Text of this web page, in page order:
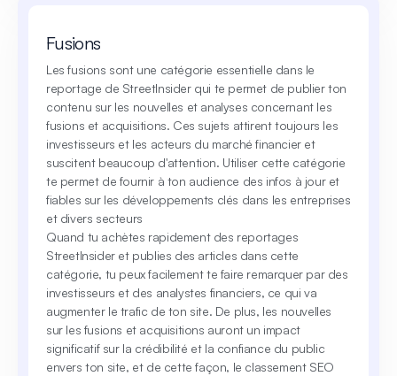
Fusions
Les fusions sont une catégorie essentielle dans le
reportage de StreetInsider qui te permet de publier ton
contenu sur les nouvelles et analyses concernant les
fusions et acquisitions. Ces sujets attirent toujours les
investisseurs et les acteurs du marché financier et
suscitent beaucoup d'attention. Utiliser cette catégorie
te permet de fournir à ton audience des infos à jour et
fiables sur les développements clés dans les entreprises
et divers secteurs
Quand tu achètes rapidement des reportages
StreetInsider et publies des articles dans cette
catégorie, tu peux facilement te faire remarquer par des
investisseurs et des analystes financiers, ce qui va
augmenter le trafic de ton site. De plus, les nouvelles
sur les fusions et acquisitions auront un impact
significatif sur la crédibilité et la confiance du public
envers ton site, et de cette façon, le classement SEO